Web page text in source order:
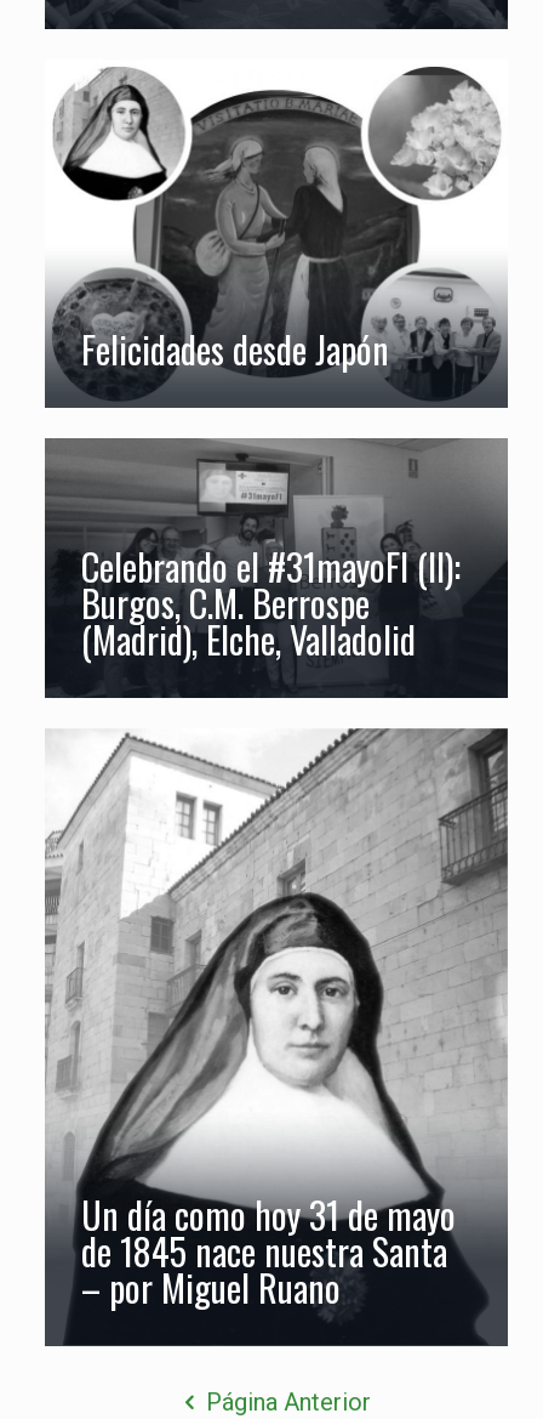
Felicidades desde Japón
Celebrando el #31mayoFI (II):
Burgos, C.M. Berrospe
(Madrid), Elche, Valladolid
Un día como hoy 31 de mayo
de 1845 nace nuestra Santa
– por Miguel Ruano
Página Anterior